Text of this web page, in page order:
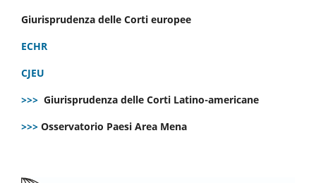
Giurisprudenza delle Corti europee
ECHR
CJEU
>>> Giurisprudenza delle Corti Latino-americane
>>> Osservatorio Paesi Area Mena